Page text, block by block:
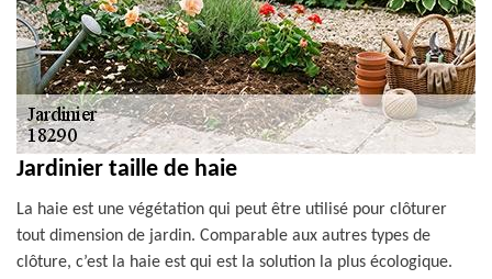
Jardinier taille de haie
La haie est une végétation qui peut être utilisé pour clôturer
tout dimension de jardin. Comparable aux autres types de
clôture, c’est la haie est qui est la solution la plus écologique.